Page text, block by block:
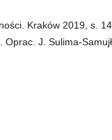
Kraków 2019, s.
J. Sulima-